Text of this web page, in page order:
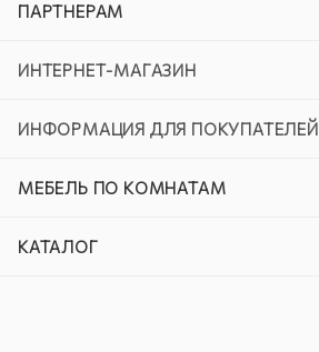
ПАРТНЕРАМ
ИНТЕРНЕТ-МАГАЗИН
ИНФОРМАЦИЯ ДЛЯ ПОКУПАТЕЛЕЙ
МЕБЕЛЬ ПО КОМНАТАМ
КАТАЛОГ